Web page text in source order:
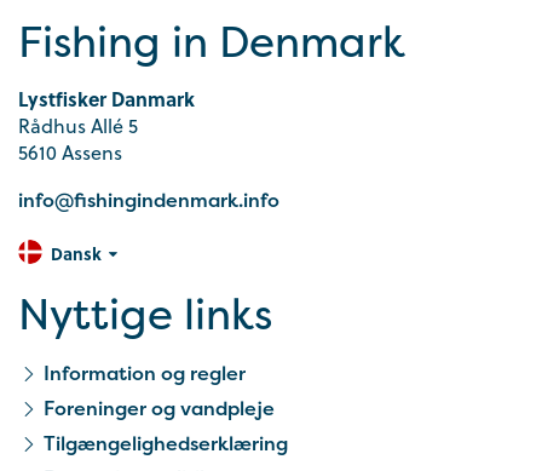
Fishing in Denmark
Lystfisker Danmark
Rådhus Allé 5
5610 Assens
info@fishingindenmark.info
Dansk
Nyttige links
Information og regler
Foreninger og vandpleje
Tilgængelighedserklæring